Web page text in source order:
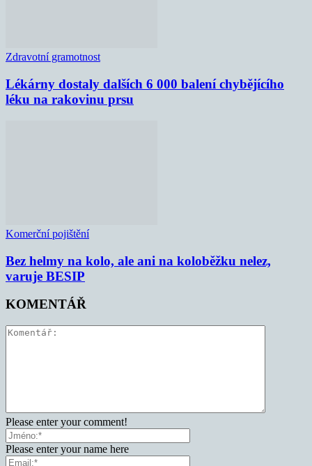
Zdravotní gramotnost
Lékárny dostaly dalších 6 000 balení chybějícího
léku na rakovinu prsu
Komerční pojištění
Bez helmy na kolo, ale ani na koloběžku nelez,
varuje BESIP
KOMENTÁŘ
Please enter your comment!
Please enter your name here